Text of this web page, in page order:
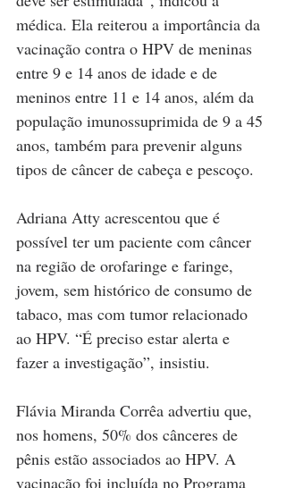
médica. Ela reiterou a importância da
vacinação contra o HPV de meninas
entre 9 e 14 anos de idade e de
meninos entre 11 e 14 anos, além da
população imunossuprimida de 9 a 45
anos, também para prevenir alguns
tipos de câncer de cabeça e pescoço.
Adriana Atty acrescentou que é
possível ter um paciente com câncer
na região de orofaringe e faringe,
jovem, sem histórico de consumo de
tabaco, mas com tumor relacionado
ao HPV. “É preciso estar alerta e
fazer a investigação”, insistiu.
Flávia Miranda Corrêa advertiu que,
nos homens, 50% dos cânceres de
pênis estão associados ao HPV. A
vacinação foi incluída no Programa